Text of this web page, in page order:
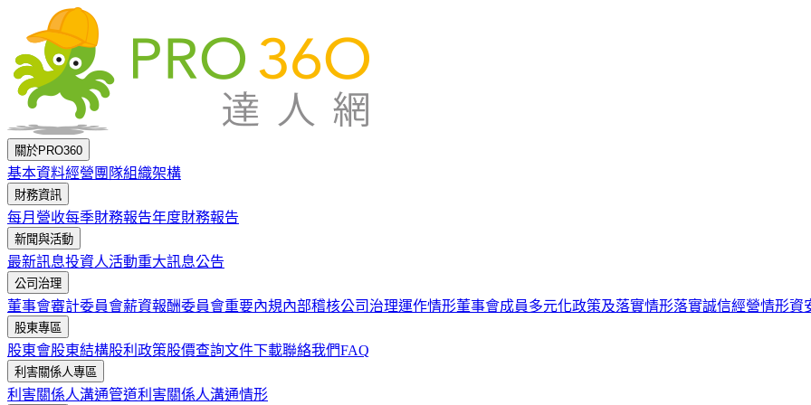
跳到主要內容
關於PRO360
基本資料經營團隊組織架構
財務資訊
每月營收每季財務報告年度財務報告
新聞與活動
最新訊息投資人活動重大訊息公告
公司治理
董事會審計委員會薪資報酬委員會重要內規內部稽核公司治理運作情形董事會成員多元化政策及落實情形落實誠信經營情形資
股東專區
股東會股東結構股利政策股價查詢文件下載聯絡我們FAQ
利害關係人專區
利害關係人溝通管道利害關係人溝通情形